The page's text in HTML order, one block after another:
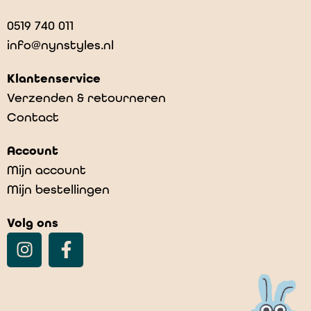
0519 740 011
info@nynstyles.nl
Klantenservice
Verzenden & retourneren
Contact
Account
Mijn account
Mijn bestellingen
Volg ons